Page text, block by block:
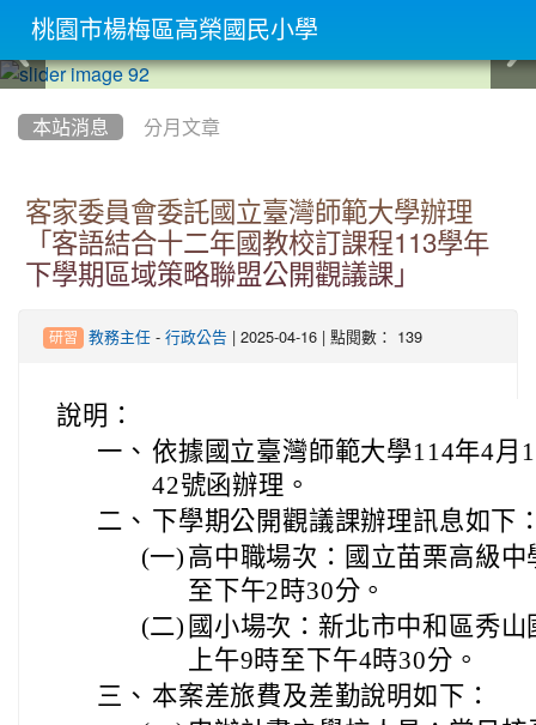
本站消息 分月文章
客家委員會委託國立臺灣師範大學辦理
「客語結合十二年國教校訂課程113學年
下學期區域策略聯盟公開觀議課」
研習 教務主任- 行政公告 | 2025-04-16 | 點閱數： 139
說明：
一、 依據國立臺灣師範大學114年4月
42號函辦理。
二、 下學期公開觀議課辦理訊息如下
(一) 高中職場次：國立苗栗高級
至下午2時30分。
(二) 國小場次：新北市中和區秀
上午9時至下午4時30分。
三、 本案差旅費及差勤說明如下：
桃園市楊梅區高榮國民小學